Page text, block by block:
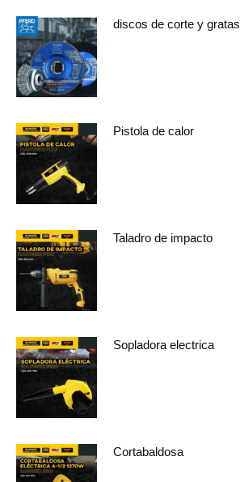
discos de corte y gratas
Pistola de calor
Taladro de impacto
Sopladora electrica
Cortabaldosa